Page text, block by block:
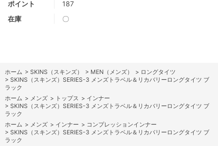
ポイント
187
在庫
〇
ホーム > SKINS（スキンズ） > MEN（メンズ） > ロングタイツ
> SKINS（スキンズ）SERIES-3 メンズトラベル＆リカバリーロングタイツ ブ
ラック
ホーム > メンズ > トップス > インナー
> SKINS（スキンズ）SERIES-3 メンズトラベル＆リカバリーロングタイツ ブ
ラック
ホーム > メンズ > インナー > コンプレッションインナー
> SKINS（スキンズ）SERIES-3 メンズトラベル＆リカバリーロングタイツ ブ
ラック